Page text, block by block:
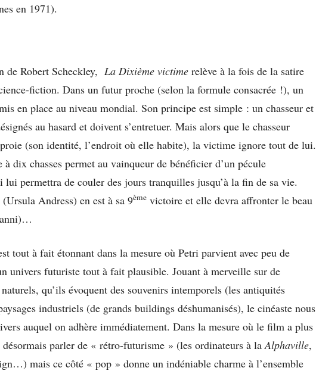
en 1971).
de Robert Scheckley, La Dixième victime relève à la fois de la satire
fiction. Dans un futur proche (selon la formule consacrée !), un
en place au niveau mondial. Son principe est simple : un chasseur et
au hasard et doivent s’entretuer. Mais alors que le chasseur
(son identité, l’endroit où elle habite), la victime ignore tout de lui.
dix chasses permet au vainqueur de bénéficier d’un pécule
lui permettra de couler des jours tranquilles jusqu’à la fin de sa vie.
Andress) en est à sa 9ème victoire et elle devra affronter le beau
tout à fait étonnant dans la mesure où Petri parvient avec peu de
univers futuriste tout à fait plausible. Jouant à merveille sur de
qu’ils évoquent des souvenirs intemporels (les antiquités
industriels (de grands buildings déshumanisés), le cinéaste nous
auquel on adhère immédiatement. Dans la mesure où le film a plus
désormais parler de « rétro-futurisme » (les ordinateurs à la Alphaville,
mais ce côté « pop » donne un indéniable charme à l’ensemble